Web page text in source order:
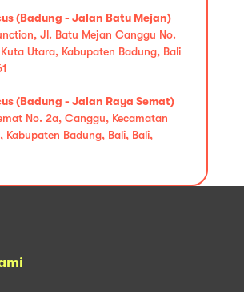
(Badung - Jalan Batu Mejan)
Jl. Batu Mejan Canggu No.
Utara, Kabupaten Badung, Bali
(Badung - Jalan Raya Semat)
No. 2a, Canggu, Kecamatan
Kabupaten Badung, Bali, Bali,